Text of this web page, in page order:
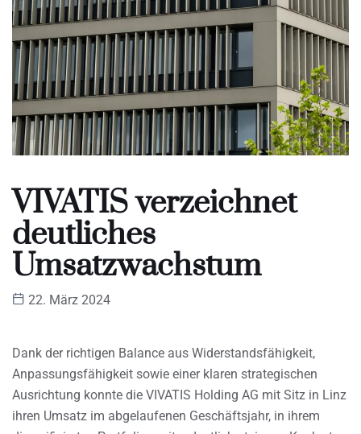
VIVATIS verzeichnet
deutliches
Umsatzwachstum
22. März 2024
Dank der richtigen Balance aus Widerstandsfähigkeit,
Anpassungsfähigkeit sowie einer klaren strategischen
Ausrichtung konnte die VIVATIS Holding AG mit Sitz in Linz
ihren Umsatz im abgelaufenen Geschäftsjahr, in ihrem